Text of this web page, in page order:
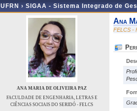
UFRN › SIGAA - Sistema Integrado de
ANA MARIA DE OLIVEIRA PAZ
FACULDADE DE ENGENHARIA, LETRAS E
CIÊNCIAS SOCIAIS DO SERIDÓ - FELCS
Ana
FELCS -